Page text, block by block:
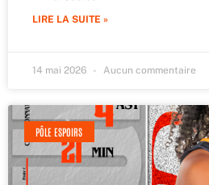
LIRE LA SUITE »
14 mai 2026 Aucun commentaire
PÔLE ESPOIRS